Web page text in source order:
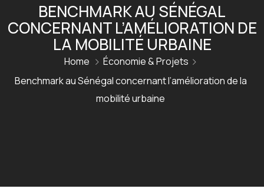
BENCHMARK AU SÉNÉGAL
CONCERNANT L’AMÉLIORATION DE
LA MOBILITÉ URBAINE
Home
Économie & Projets
Benchmark au Sénégal concernant l’amélioration de la
mobilité urbaine